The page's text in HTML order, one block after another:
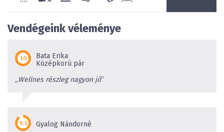
Vendégeink véleménye
Bata Erika
Középkorú pár
„Wellnes részleg nagyon jó”
Gyalog Nándorné